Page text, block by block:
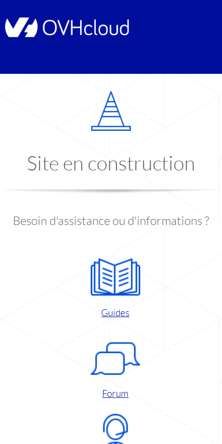
Site en construction
Besoin d'assistance ou d'informations ?
Guides
Forum